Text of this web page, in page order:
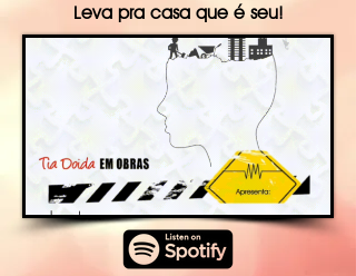
Leva pra casa que é seu!